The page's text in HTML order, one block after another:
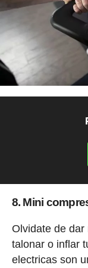
8. Mini
Olvidate de dar
talonar o inflar
electricas son